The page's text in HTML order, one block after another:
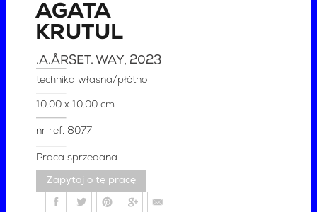
AGATA
KRUTUL
.A.ÅRSET. WAY, 2023
technika własna/płótno
10.00 x 10.00 cm
nr ref. 8077
Praca sprzedana
Zapytaj o tę pracę